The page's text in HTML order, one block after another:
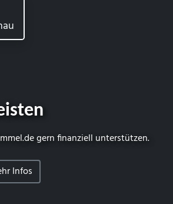
gern finanziell unterstützen.
Infos